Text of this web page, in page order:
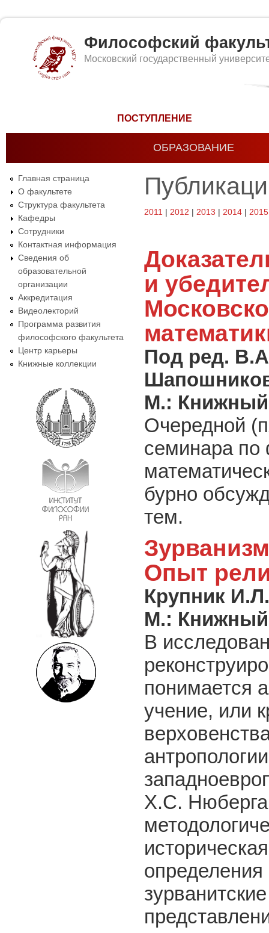
Философский
Московский государственный
ПОСТУПЛЕНИЕ
ОБРАЗОВАНИЕ
Главная страница
О факультете
Структура факультета
Кафедры
Сотрудники
Контактная информация
Сведения об
образовательной
организации
Аккредитация
Видеолекторий
Программа развития
философского факультета
Центр карьеры
Книжные коллекции
2011 | 2012 | 2013 | 2014 | 2015
и
Под ред.
М.:
Очередной
семинара
бурно
тем.
Опыт
Крупник И.Л.
М.:
В
понимается
учение, или
Х.С.
определения